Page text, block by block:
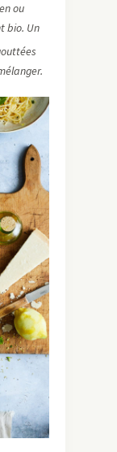
ou
bio. Un